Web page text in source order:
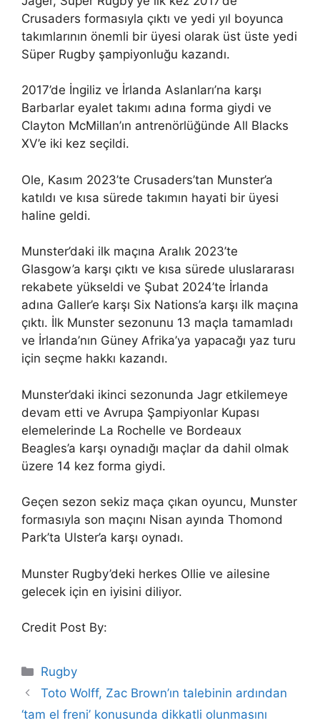
Crusaders formasıyla çıktı ve yedi yıl boyunca
takımlarının önemli bir üyesi olarak üst üste yedi
Süper Rugby şampiyonluğu kazandı.
2017’de İngiliz ve İrlanda Aslanları’na karşı
Barbarlar eyalet takımı adına forma giydi ve
Clayton McMillan’ın antrenörlüğünde All Blacks
XV’e iki kez seçildi.
Ole, Kasım 2023’te Crusaders’tan Munster’a
katıldı ve kısa sürede takımın hayati bir üyesi
haline geldi.
Munster’daki ilk maçına Aralık 2023’te
Glasgow’a karşı çıktı ve kısa sürede uluslararası
rekabete yükseldi ve Şubat 2024’te İrlanda
adına Galler’e karşı Six Nations’a karşı ilk maçına
çıktı. İlk Munster sezonunu 13 maçla tamamladı
ve İrlanda’nın Güney Afrika’ya yapacağı yaz turu
için seçme hakkı kazandı.
Munster’daki ikinci sezonunda Jagr etkilemeye
devam etti ve Avrupa Şampiyonlar Kupası
elemelerinde La Rochelle ve Bordeaux
Beagles’a karşı oynadığı maçlar da dahil olmak
üzere 14 kez forma giydi.
Geçen sezon sekiz maça çıkan oyuncu, Munster
formasıyla son maçını Nisan ayında Thomond
Park’ta Ulster’a karşı oynadı.
Munster Rugby’deki herkes Ollie ve ailesine
gelecek için en iyisini diliyor.
Credit Post By:
Categories
Rugby
Toto Wolff, Zac Brown’ın talebinin ardından
‘tam el freni’ konusunda dikkatli olunmasını